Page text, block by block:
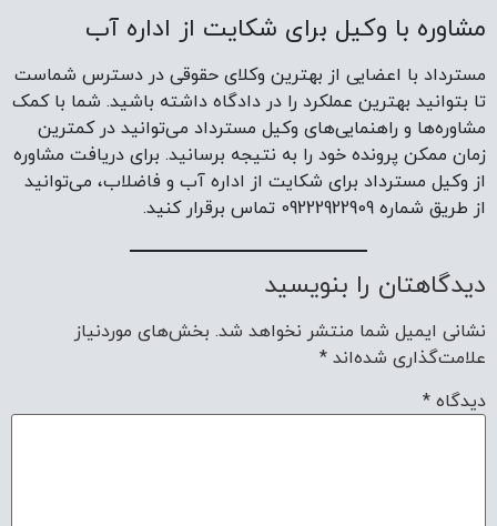
مشاوره با وکیل برای شکایت از اداره آب
مسترداد با اعضایی از بهترین وکلای حقوقی در دسترس شماست
تا بتوانید بهترین عملکرد را در دادگاه داشته باشید. شما با کمک
مشاوره‌ها و راهنمایی‌های وکیل مسترداد می‌توانید در کمترین
زمان ممکن پرونده خود را به نتیجه برسانید. برای دریافت مشاوره
از وکیل مسترداد برای شکایت از اداره آب و فاضلاب، می‌توانید
از طریق شماره 09222922909 تماس برقرار کنید.
دیدگاهتان را بنویسید
نشانی ایمیل شما منتشر نخواهد شد. بخش‌های موردنیاز
علامت‌گذاری شده‌اند *
دیدگاه *